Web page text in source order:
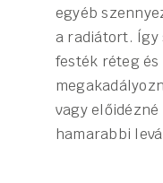
egyéb
a radiátort. Így
festék réteg
vagy
hamarabbi